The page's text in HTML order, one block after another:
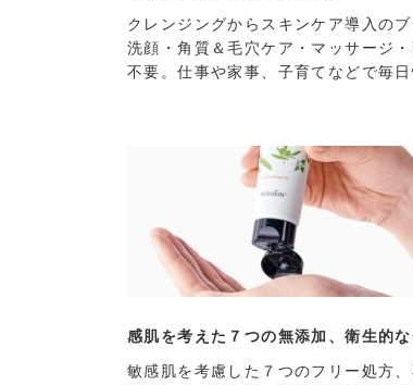
クレンジングからスキンケア導入の
洗顔・角質＆毛穴ケア・マッサージ
不要。仕事や家事、子育てなどで毎
感肌を考えた７つの無添加、衛生的
敏感肌を考慮した７つのフリー処方